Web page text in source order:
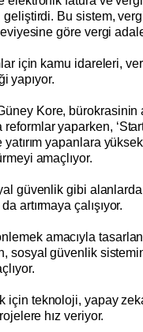
geliştirdi. Bu sistem,
göre vergi
için kamu idareleri,
yapıyor.
Kore, bürokrasinin
yaparken,
yapanlara
amaçlıyor.
güvenlik gibi
artırmaya çalışıyor.
amacıyla
sosyal güvenlik
için teknoloji, yapay
hız veriyor.